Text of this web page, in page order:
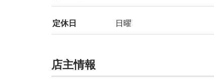
定休日 日曜
店主情報